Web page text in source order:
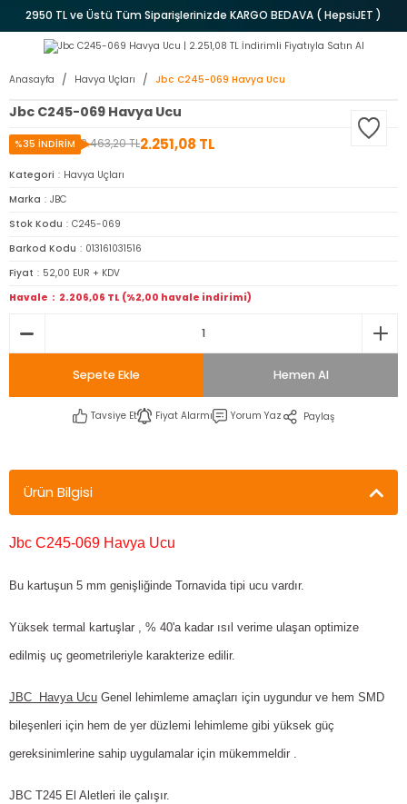
2950 TL ve Üstü Tüm Siparişlerinizde KARGO BEDAVA ( HepsiJET )
Anasayfa Havya Uçları Jbc C245-069 Havya Ucu
Jbc C245-069 Havya Ucu
3.463,20 TL2.251,08 TL
%35 İNDİRİM
Kategori
Havya Uçları
Marka
JBC
Stok Kodu
C245-069
Barkod Kodu
013161031516
Fiyat
52,00 EUR + KDV
Havale
2.206,06 TL (%2,00 havale indirimi)
Sepete Ekle Hemen Al
Tavsiye Et Fiyat Alarmı Yorum Yaz Paylaş
Ürün Bilgisi
Jbc C245-069 Havya Ucu
Bu kartuşun 5 mm genişliğinde Tornavida tipi ucu vardır.
Yüksek termal kartuşlar , % 40'a kadar ısıl verime ulaşan optimize
edilmiş uç geometrileriyle karakterize edilir.
JBC Havya Ucu Genel lehimleme amaçları için uygundur ve hem SMD
bileşenleri için hem de yer düzlemi lehimleme gibi yüksek güç
gereksinimlerine sahip uygulamalar için mükemmeldir .
JBC T245 El Aletleri ile çalışır.